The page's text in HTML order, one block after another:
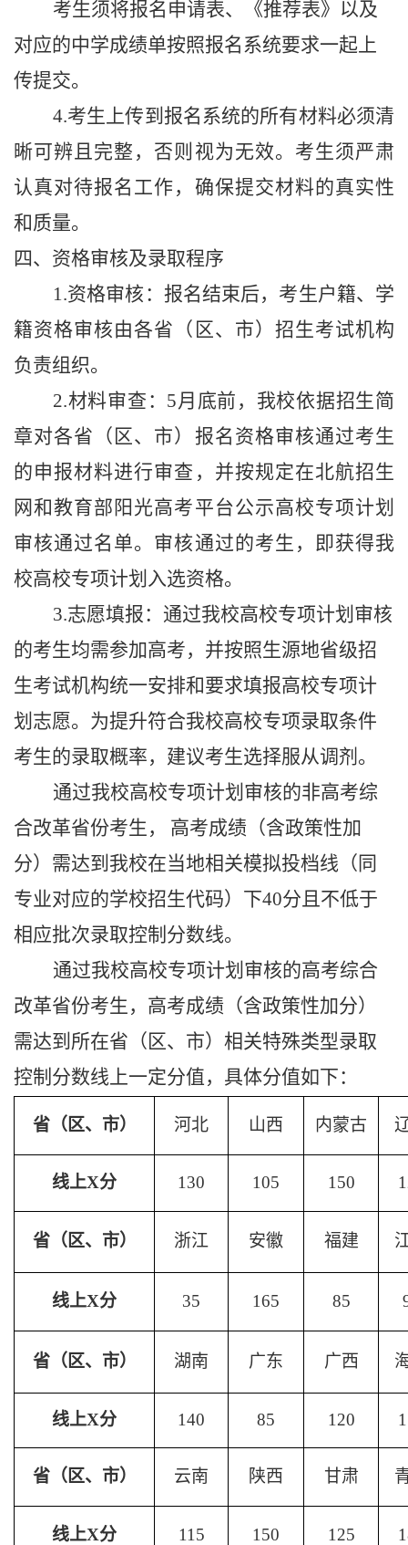
考生须将报名 申请表、 《推荐表》 以及
对应的中学成绩单按照报名系统要求一起上
传提交。
4.考生上传到报名系统的所有材料必须清
晰可辨 且 完整，否则视为无效。 考生须严肃
认真对待报名工作，确保提交材料的真实性
和质量。
四、 资格审核及录取程序
1.资格审核：报名结束后，考生户籍、学
籍资格审核由各省
（ 区、 市） 招生考试机构
负责组织。
2.材料审查：5月底前，我校依据招生简
章对各省 （ 区、 市） 报名资格审核通过考生
的申报材料进行审查，并按规定在北航招生
网和教育部阳光高考平台公示高校专项计划
审核通过名单。 审核通过的考生，即获得我
校高校专项计划入选资格。
3.志愿填报： 通过我校高校专项计划审核
的考生均需参加高考， 并按照生源地省级招
生考试机构统一安排和要求填报高校专项计
划志愿。 为提升符合我校高校专项录取条件
考生的录取概率，建议考生选择服从调剂。
通过我校高校专项计划审核的非高考综
合改革省份考生 ， 高考成绩（含政策性加
分） 需达到 我校在当地相关模拟投档线 （同
专业对应的学校招生代码）下40分且 不低于
相应批次录取控制分数线。
通过我校高校专项计划审核的高考综合
改革省份考生 ， 高考成绩（含政策性加分）
需达到所在省 （ 区、市）相关特殊类型录取
控制分数线上一定分值， 具体分值如下：
省（区、市） 河北 山西 内蒙古
线上X分 130 105 150
省（区、市） 浙江 安徽 福建
线上X分 35 165 85
省（区、市） 湖南 广东 广西
线上X分 140 85 120
省（区、市） 云南 陕西 甘肃
线上X分 115 150 125